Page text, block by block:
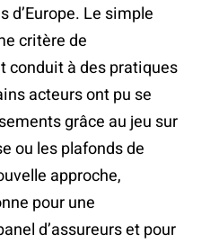
d’Europe. Le simple
critère de
conduit à des pratiques
acteurs ont pu se
grâce au jeu sur
ou les plafonds de
approche,
pour une
d’assureurs et pour